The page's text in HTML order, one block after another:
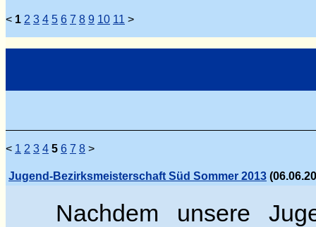
< 1 2 3 4 5 6 7 8 9 10 11 >
< 1 2 3 4 5 6 7 8 >
Jugend-Bezirksmeisterschaft Süd Sommer 2013
Nachdem unsere